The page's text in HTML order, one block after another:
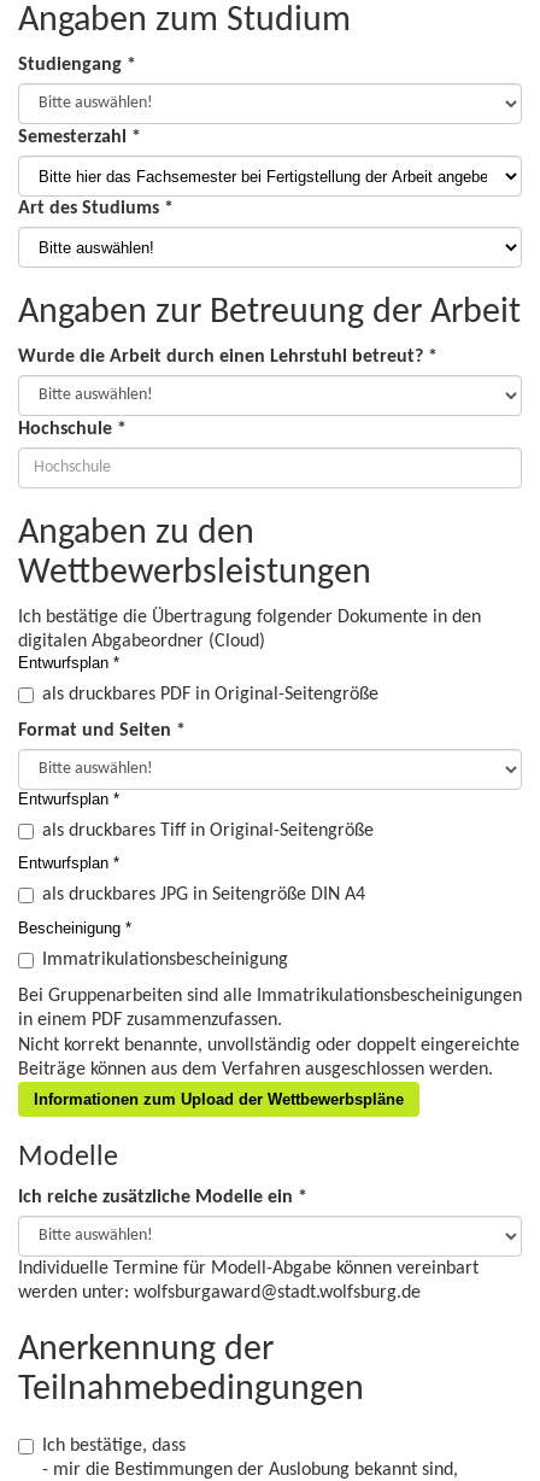
Angaben zum Studium
Studiengang *
Semesterzahl *
Art des Studiums *
Angaben zur Betreuung der Arbeit
Wurde die Arbeit durch einen Lehrstuhl betreut? *
Hochschule *
Angaben zu den
Wettbewerbsleistungen
Ich bestätige die Übertragung folgender Dokumente in den
digitalen Abgabeordner (Cloud)
Entwurfsplan *
als druckbares PDF in Original-Seitengröße
Format und Seiten *
Entwurfsplan *
als druckbares Tiff in Original-Seitengröße
Entwurfsplan *
als druckbares JPG in Seitengröße DIN A4
Bescheinigung *
Immatrikulationsbescheinigung
Bei Gruppenarbeiten sind alle Immatrikulationsbescheinigungen
in einem PDF zusammenzufassen.
Nicht korrekt benannte, unvollständig oder doppelt eingereichte
Beiträge können aus dem Verfahren ausgeschlossen werden.
Informationen zum Upload der Wettbewerbspläne
Modelle
Ich reiche zusätzliche Modelle ein *
Individuelle Termine für Modell-Abgabe können vereinbart
werden unter: wolfsburgaward@stadt.wolfsburg.de
Anerkennung der
Teilnahmebedingungen
Ich bestätige, dass
- mir die Bestimmungen der Auslobung bekannt sind,